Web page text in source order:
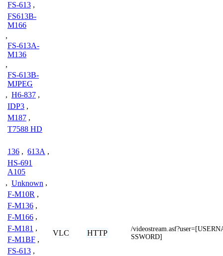
FS-613 ,
FS613B-
M166
,
FS-613A-
M136
,
FS-613B-
MJPEG
, H6-837 ,
IDP3 ,
M187 ,
T7588 HD
136 , 613A ,
HS-691
A105
, Unknown ,
F-M10R ,
F-M136 ,
F-M166 ,
F-M181 ,
F-M1BF ,
FS-613 ,
VLC HTTP
/
SSWORD]